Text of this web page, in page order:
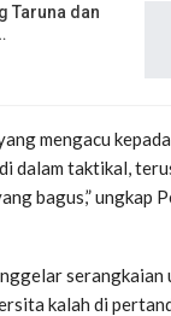
Taruna dan
mengacu
dalam taktikal,
bagus,” ungkap
kalah di